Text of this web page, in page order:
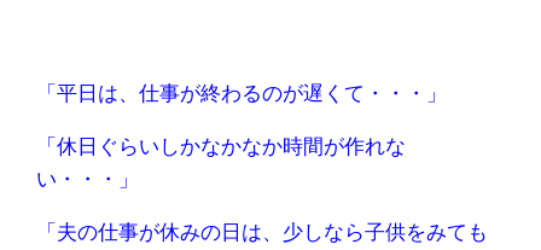
「平日は、仕事が終わるのが遅くて・・・」
「休日ぐらいしかなかなか時間が作れな
い・・・」
「夫の仕事が休みの日は、少しなら子供をみても